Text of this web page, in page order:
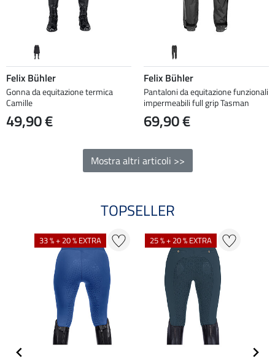
Felix Bühler
Gonna da equitazione termica
Camille
49,90 €
Felix Bühler
Pantaloni da equitazione funzionali
impermeabili full grip Tasman
69,90 €
Mostra altri articoli >>
TOPSELLER
33 % + 20 % EXTRA 25 % + 20 % EXTRA